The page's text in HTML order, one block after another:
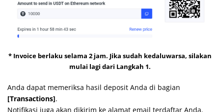
* Invoice berlaku selama 2 jam. Jika sudah kedaluwarsa, silakan
mulai lagi dari Langkah 1.
Anda dapat memeriksa hasil deposit Anda di bagian
[Transactions].
Notifikasi juga akan dikirim ke alamat email terdaftar Anda.